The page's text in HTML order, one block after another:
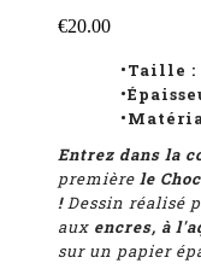
€20.00
•Taille :
Entrez dans la
première le
!Dessin réalisé
aux encres, à
sur un papier